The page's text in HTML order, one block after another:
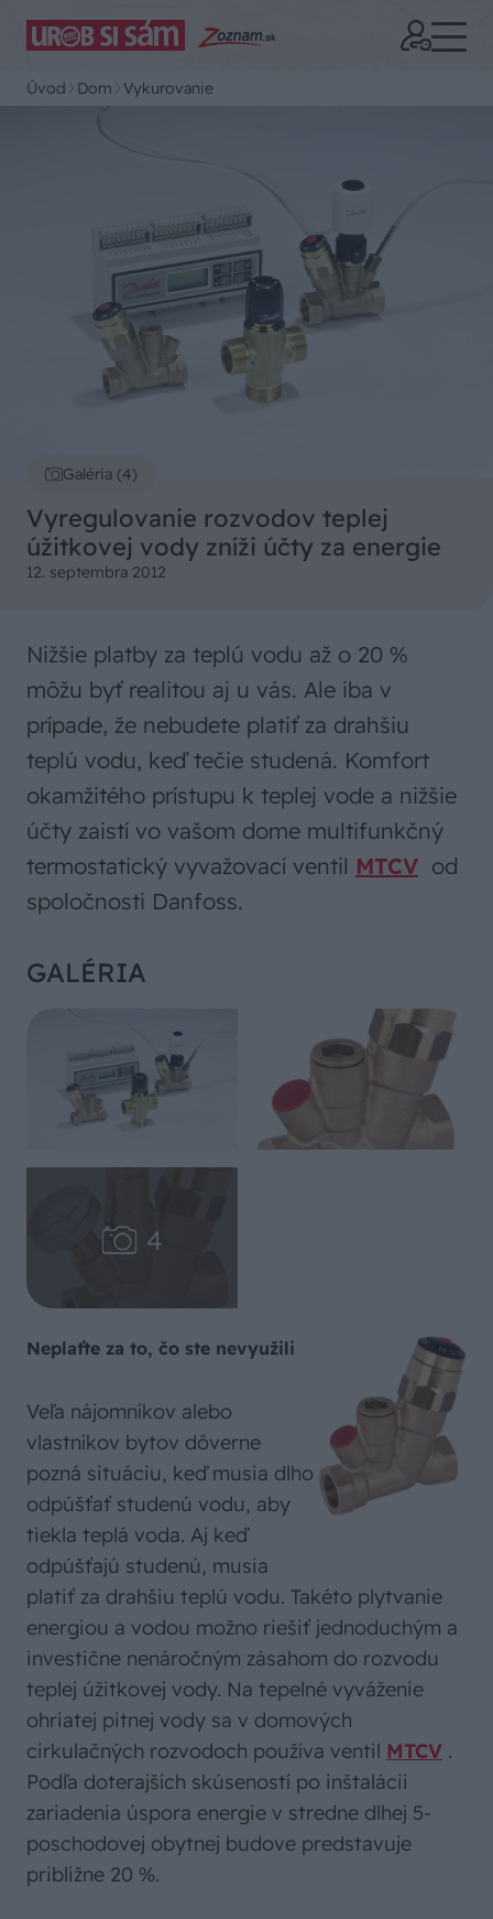
Úvod Dom Vykurovanie
Galéria (4)
Vyregulovanie rozvodov teplej
úžitkovej vody zníži účty za energie
12. septembra 2012
Nižšie platby za teplú vodu až o 20 %
môžu byť realitou aj u vás. Ale iba v
prípade, že nebudete platiť za drahšiu
teplú vodu, keď tečie studená. Komfort
okamžitého prístupu k teplej vode a nižšie
účty zaistí vo vašom dome multifunkčný
termostatický vyvažovací ventil MTCV od
spoločnosti Danfoss.
GALÉRIA
Neplaťte za to, čo ste nevyužili
Veľa nájomníkov alebo
vlastníkov bytov dôverne
pozná situáciu, keď musia dlho
odpúšťať studenú vodu, aby
tiekla teplá voda. Aj keď
odpúšťajú studenú, musia
platiť za drahšiu teplú vodu. Takéto plytvanie
energiou a vodou možno riešiť jednoduchým a
investične nenáročným zásahom do rozvodu
teplej úžitkovej vody. Na tepelné vyváženie
ohriatej pitnej vody sa v domových
cirkulačných rozvodoch používa ventil MTCV .
Podľa doterajších skúseností po inštalácii
zariadenia úspora energie v stredne dlhej 5-
poschodovej obytnej budove predstavuje
približne 20 %.